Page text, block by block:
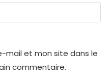
mail et mon site dans le
commentaire.